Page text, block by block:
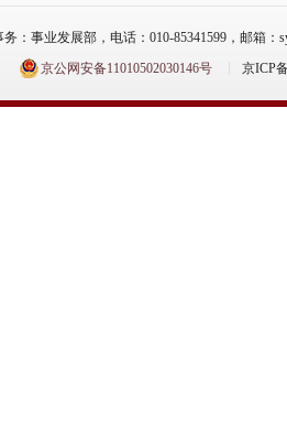
：事业发展部，电话：010-85341599，邮箱：
京公网安备11010502030146号
京ICP